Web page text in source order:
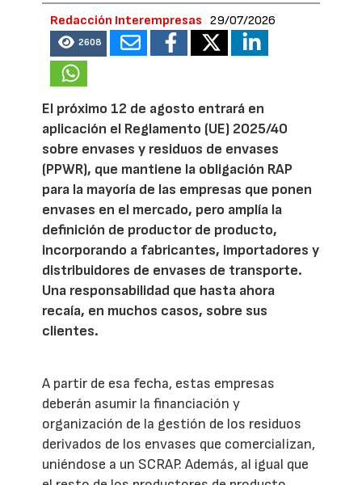
Redacción Interempresas 29/07/2026
2608
El próximo 12 de agosto entrará en
aplicación el Reglamento (UE) 2025/40
sobre envases y residuos de envases
(PPWR), que mantiene la obligación RAP
para la mayoría de las empresas que ponen
envases en el mercado, pero amplía la
definición de productor de producto,
incorporando a fabricantes, importadores y
distribuidores de envases de transporte.
Una responsabilidad que hasta ahora
recaía, en muchos casos, sobre sus
clientes.
A partir de esa fecha, estas empresas
deberán asumir la financiación y
organización de la gestión de los residuos
derivados de los envases que comercializan,
uniéndose a un SCRAP. Además, al igual que